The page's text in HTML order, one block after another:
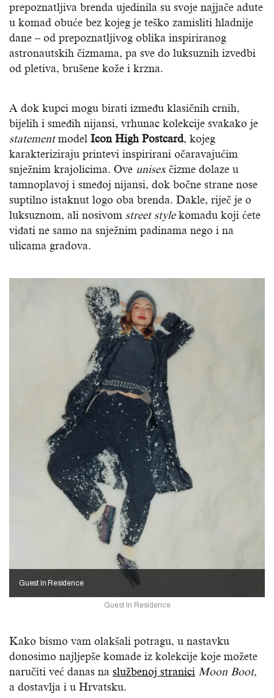
prepoznatljiva brenda ujedinila su svoje najjače adute
u komad obuće bez kojeg je teško zamisliti hladnije
dane – od prepoznatljivog oblika inspiriranog
astronautskih čizmama, pa sve do luksuznih izvedbi
od pletiva, brušene kože i krzna.
A dok kupci mogu birati između klasičnih crnih,
bijelih i smeđih nijansi, vrhunac kolekcije svakako je
statement model Icon High Postcard, kojeg
karakteriziraju printevi inspirirani očaravajućim
snježnim krajolicima. Ove unisexčizme dolaze u
tamnoplavoj i smeđoj nijansi, dok bočne strane nose
suptilno istaknut logo oba brenda. Dakle, riječ je o
luksuznom, ali nosivom street stylekomadu koji ćete
viđati ne samo na snježnim padinama nego i na
ulicama gradova.
Guest In Residence
Guest In Residence
Kako bismo vam olakšali potragu, u nastavku
donosimo najljepše komade iz kolekcije koje možete
naručiti već danas na službenoj stranici Moon Boot,
a dostavlja i u Hrvatsku.